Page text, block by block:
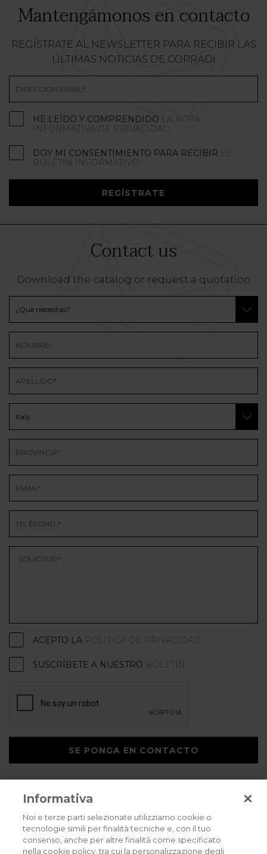
Mantengámonos en contacto
REGÍSTRATE AL NEWSLETTER PARA RECIBIR LAS
ÚLTIMAS NOTICIAS DE CORRADI
HE LEÍDO Y COMPRENDIDO LA NOTA
INFORMATIVA DE PRIVACIDAD
DOY MI CONSENTIMIENTO PARA RECIBIR EL
BOLETÍN INFORMATIVO
REGÍSTRATE
Contact us
Download the catalog or request a quotation
ACEPTO LA POLÍTICA DE PRIVACIDAD
SUSCRÍBETE A NUESTRO BOLETÍN
SE PONGA EN CONTACTO
Privacy policy Cookies policy Careers
Informativa
Noi e terze parti selezionate utilizziamo cookie o
tecnologie simili per finalità tecniche e, con il tuo
consenso, anche per altre finalità come specificato
nella cookie policy, tra cui la personalizzazione degli